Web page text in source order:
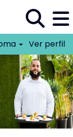
Ver perfil